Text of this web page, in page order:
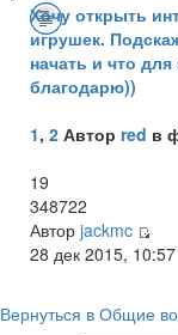
Хочу открыть
игрушек.
начать и что
благодарю))
1, 2 Автор red в
19
348722
Автор jackmc
28 дек 2015, 10:57
Вернуться в Общие